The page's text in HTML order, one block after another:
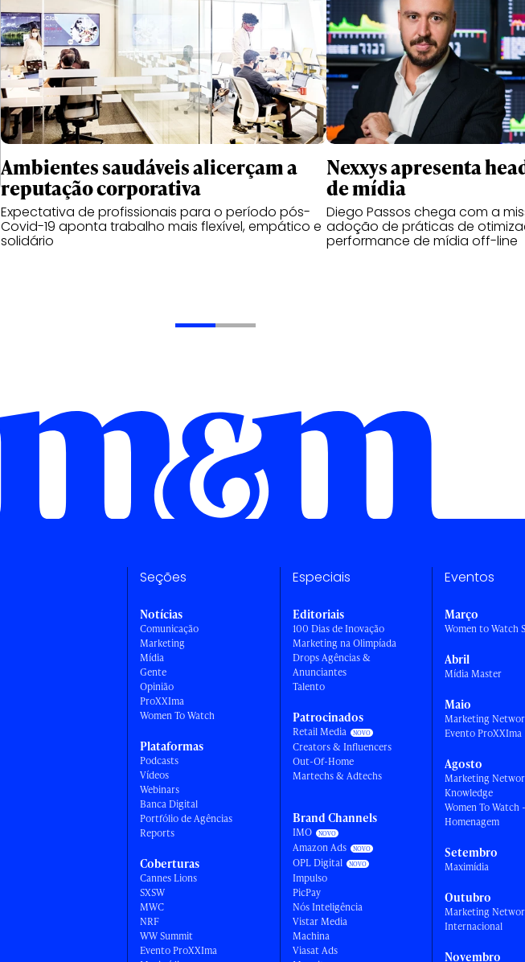
Ambientes saudáveis alicerçam a
reputação corporativa
Expectativa de profissionais para o período pós-
Covid-19 aponta trabalho mais flexível, empático e
solidário
Nexxys apresenta
de mídia
Diego Passos chega com a
adoção de práticas de
performance de mídia off-line
Seções
Notícias
Comunicação
Marketing
Mídia
Gente
Opinião
ProXXIma
Women To Watch
Plataformas
Podcasts
Vídeos
Webinars
Banca Digital
Portfólio de Agências
Reports
Coberturas
Cannes Lions
SXSW
MWC
NRF
WW Summit
Evento ProXXIma
Especiais
Editoriais
100 Dias de Inovação
Marketing na Olimpíada
Drops Agências &
Anunciantes
Talento
Patrocinados
Retail Media
Creators & Influencers
Out-Of-Home
Martechs & Adtechs
Brand Channels
IMO
Amazon Ads
OPL Digital
Impulso
PicPay
Nós Inteligência
Vistar Media
Machina
Viasat Ads
Eventos
Março
Women to Watch
Abril
Mídia Master
Maio
Marketing
Evento ProXXIma
Agosto
Marketing
Knowledge
Women To Watch -
Homenagem
Setembro
Maximídia
Outubro
Marketing
Internacional
Novembro